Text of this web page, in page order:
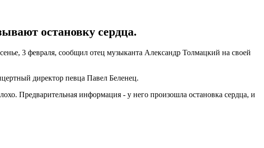
остановку сердца.
3 февраля, сообщил отец музыканта Александр Толмацкий на своей
директор певца Павел Беленец.
Предварительная информация - у него произошла остановка сердца, и